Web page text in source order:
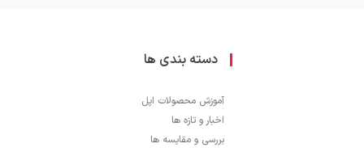
دسته بندی ها
آموزش محصولات اپل
اخبار و تازه ها
بررسی و مقایسه ها